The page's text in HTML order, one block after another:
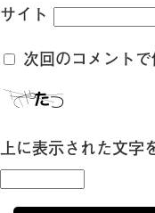
サイト
次回のコメント
上に表示された文字